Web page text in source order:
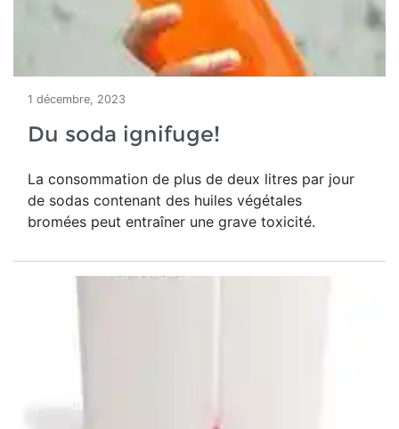
1 décembre, 2023
Du soda ignifuge!
La consommation de plus de deux litres par jour
de sodas contenant des huiles végétales
bromées peut entraîner une grave toxicité.